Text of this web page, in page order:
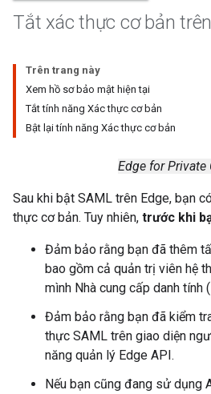
Tắt xác thực cơ bản
Trên trang này
Xem hồ sơ bảo mật hiện tại
Tắt tính năng Xác thực cơ bản
Bật lại tính năng Xác thực cơ bản
Edge for
Sau khi bật SAML trên Edge, bạn
thực cơ bản. Tuy nhiên, trước khi
Đảm bảo rằng bạn đã thêm
bao gồm cả quản trị viên hệ
mình Nhà cung cấp danh tính
Đảm bảo rằng bạn đã kiểm
thực SAML trên giao diện
năng quản lý Edge API.
Nếu bạn cũng đang sử dụng